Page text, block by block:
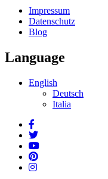
Impressum
Datenschutz
Blog
Language
English
Deutsch
Italia